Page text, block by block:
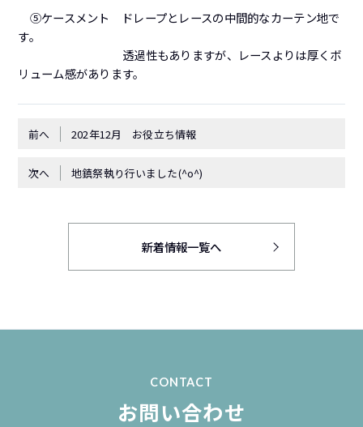
⑤ケースメント ドレープとレースの中間的なカーテン地で
す。
透過性もありますが、レースよりは厚くボ
リューム感があります。
前へ 202年12月 お役立ち情報
次へ 地鎮祭執り行いました(^o^)
新着情報一覧へ
CONTACT
お問い合わせ